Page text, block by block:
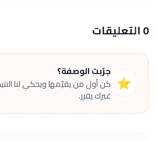
0 التعليقات
⭐
جرّبت الوصفة؟
كن أول من يقيّمها ويحكي لنا
غيرك يقرر.